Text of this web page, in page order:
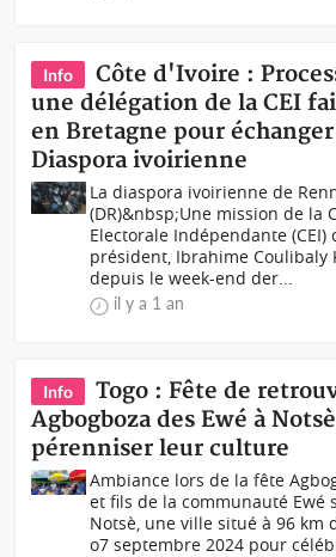
Info
Côte d'Ivoire :
une délégation de la CEI
en Bretagne pour
Diaspora ivoirienne
La diaspora ivoirienne de
(DR)&nbsp;Une mission de la
Electorale Indépendante
président, Ibrahime Coulibaly
depuis le week-end der...
il y a 1 an
Info
Togo : Fête de
Agbogboza des Ewé à
pérenniser leur culture
Ambiance lors de la fête
et fils de la communauté Ewé
Notsè, une ville situé à 96 km
o7 septembre 2024 pour